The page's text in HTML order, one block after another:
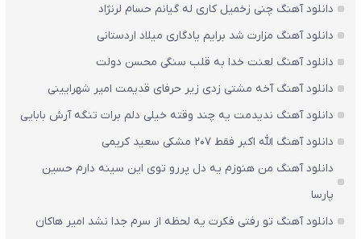
دانلود آهنگ چنی زخمیل کاری له گیانم حسام لرنژاد
دانلود آهنگ مزارت شد برایم یادگاری میلاد اردستانی
دانلود آهنگ لعنت خدا به قلب سنگی محسن دولت
دانلود آهنگ آخه مشتی زدی زیر حرفای قدیمت امیر شهرایینی
دانلود آهنگ ندیدمت یه چند وقته خیلی دلم برات تنگه آرش بابایی
دانلود آهنگ الله اکبر فقط 207 مشکی سعید کریمی
دانلود آهنگ من هنوزم یه دل پررو توی این سینه دارم حسین
پارسا
دانلود آهنگ تو رفتی فکرت یه لحظه از سرم جدا نشد امیر هاکان